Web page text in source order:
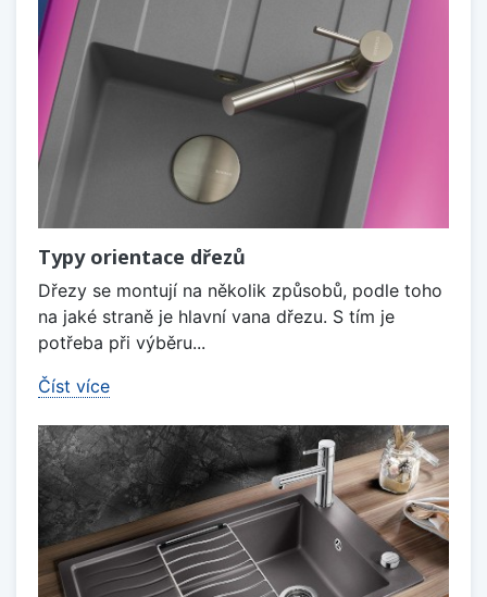
Typy orientace dřezů
Dřezy se montují na několik způsobů, podle toho
na jaké straně je hlavní vana dřezu. S tím je
potřeba při výběru...
Číst více